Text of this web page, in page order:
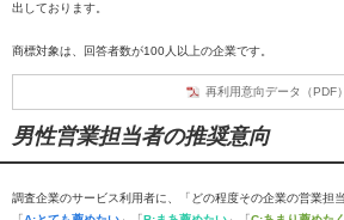
出しております。
商標対象は、回答者数が100人以上の企業です。
再利用意向データ（PDF）
男性営業担当者の推奨意向
調査企業のサービス利用者に、「どの程度その企業の営業担